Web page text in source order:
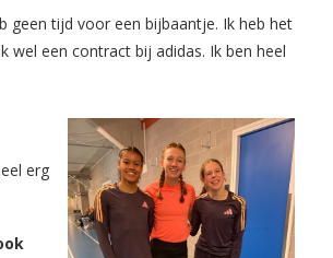
geen tijd voor een bijbaantje. Ik heb het
wel een contract bij adidas. Ik ben heel
erg